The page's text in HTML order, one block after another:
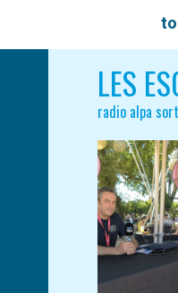
LES
radio alpa